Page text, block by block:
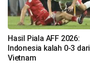
Hasil Piala AFF 2026:
Indonesia kalah 0-3 dari
Vietnam